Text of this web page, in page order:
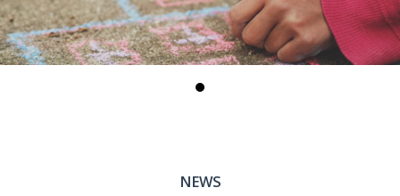
NEWS